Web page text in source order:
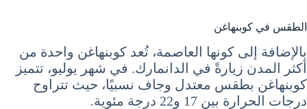
الطقس في كوبنهاغن
بالإضافة إلى كونها العاصمة، تُعد كوبنهاغن واحدة من
أكثر المدن زيارةً في الدانمارك. في شهر يوليو، تتميز
كوبنهاغن بطقس معتدل وجاف نسبيًا، حيث تتراوح
درجات الحرارة بين 17 و22 درجة مئوية.